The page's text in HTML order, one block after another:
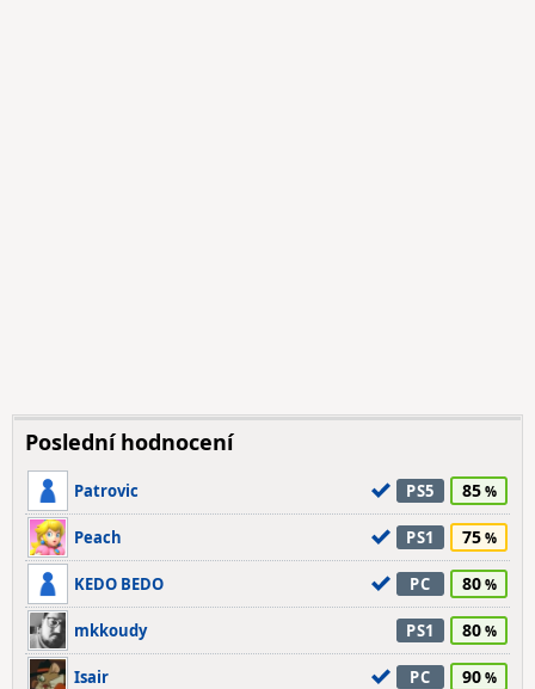
Poslední hodnocení
Patrovic PS5 85
Peach PS1 75
KEDO BEDO PC 80
mkkoudy PS1 80
Isair PC 90